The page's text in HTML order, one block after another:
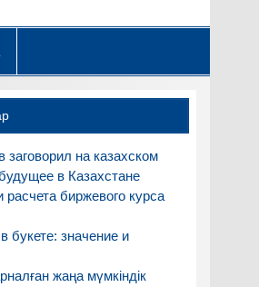
заговорил на казахском
в Казахстане
биржевого курса
букете: значение и
жаңа мүмкіндік